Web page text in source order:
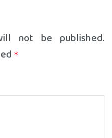
not be published.
*